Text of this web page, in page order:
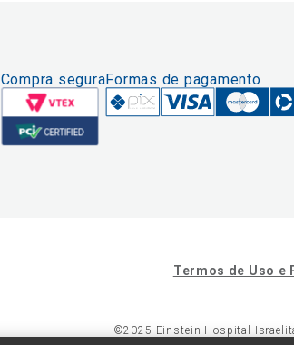
Compra seguraFormas de pagamento
Termos de Uso e
©2025 Einstein Hospital